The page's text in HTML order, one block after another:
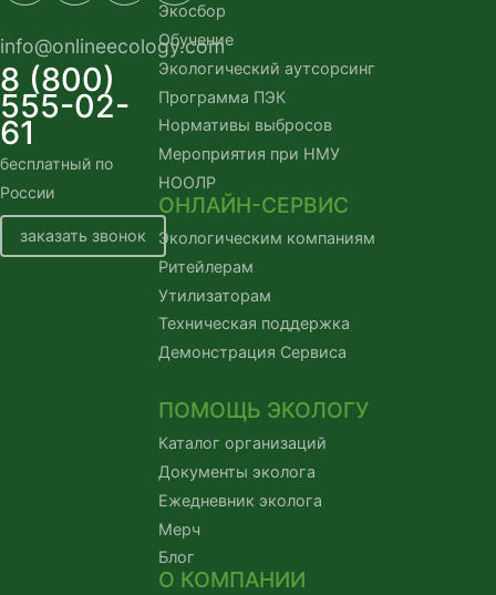
info@onlineecology.com
8 (800)
555-02-
61
бесплатный по
России
заказать звонок
Экосбор
Обучение
Экологический аутсорсинг
Программа ПЭК
Нормативы выбросов
Мероприятия при НМУ
НООЛР
ОНЛАЙН-СЕРВИС
Экологическим компаниям
Ритейлерам
Утилизаторам
Техническая поддержка
Демонстрация Сервиса
ПОМОЩЬ ЭКОЛОГУ
Каталог организаций
Документы эколога
Ежедневник эколога
Мерч
Блог
О КОМПАНИИ